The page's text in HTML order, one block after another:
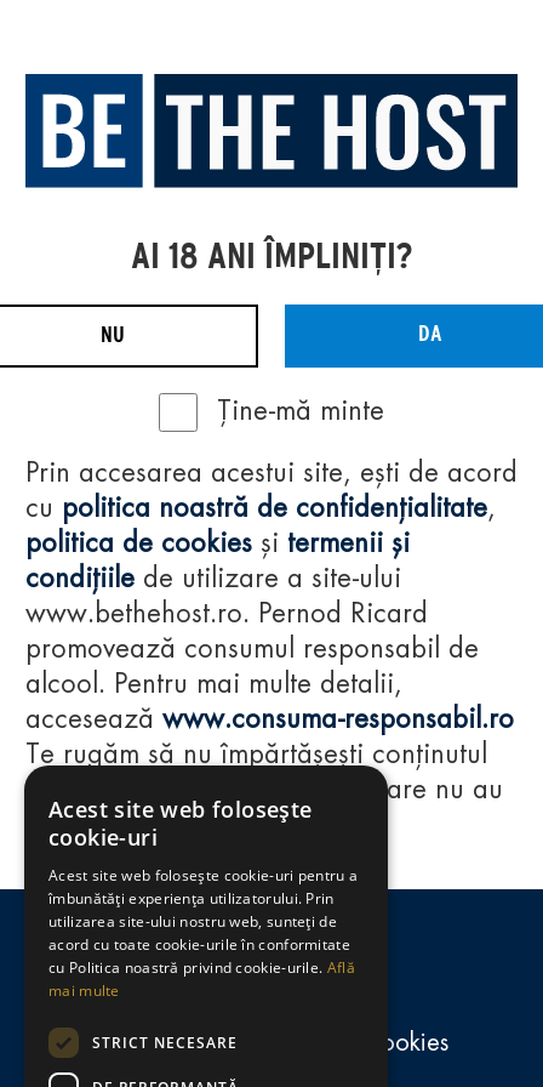
Regulamente
consumă-responsabil.ro
Politica de confidențialitate și cookies
AI 18 ANI ÎMPLINIȚI?
NU DA
Ține-mă minte
Prin accesarea acestui site, ești de acord
cu politica noastră de confidențialitate,
politica de cookies și termenii și
condițiile de utilizare a site-ului
www.bethehost.ro. Pernod Ricard
promovează consumul responsabil de
alcool. Pentru mai multe detalii,
accesează www.consuma-responsabil.ro
Te rugăm să nu împărtășești conținutul
acestui website cu persoane care nu au
împlinit vârsta de 18 ani.
Acest site web folosește
cookie-uri
Acest site web folosește cookie-uri pentru a
îmbunătăți experiența utilizatorului. Prin
utilizarea site-ului nostru web, sunteți de
acord cu toate cookie-urile în conformitate
cu Politica noastră privind cookie-urile. Află
mai multe
STRICT NECESARE